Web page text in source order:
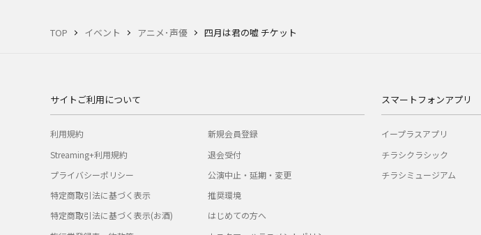
TOP イベント アニメ･声優 四月は君の嘘 チケット
サイトご利用について
利用規約
Streaming+利用規約
プライバシーポリシー
特定商取引法に基づく表示
特定商取引法に基づく表示(お酒)
新規会員登録
退会受付
公演中止・延期・変更
推奨環境
はじめての方へ
スマートフォンアプリ
イープラスアプリ
チラシクラシック
チラシミュージアム